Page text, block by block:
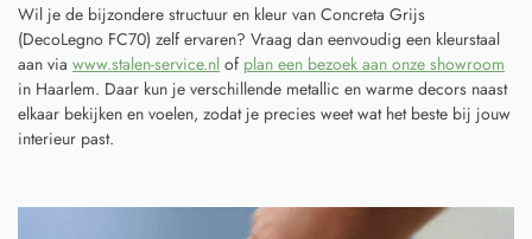
Wil je de bijzondere structuur en kleur van Concreta Grijs
(DecoLegno FC70) zelf ervaren? Vraag dan eenvoudig een kleurstaal
aan via www.stalen-service.nl of plan een bezoek aan onze showroom
in Haarlem. Daar kun je verschillende metallic en warme decors naast
elkaar bekijken en voelen, zodat je precies weet wat het beste bij jouw
interieur past.